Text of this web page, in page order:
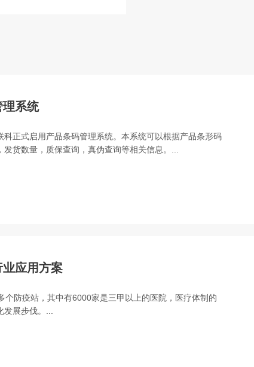
理系统
科正式启用产品条码管理系统。本系统可以根据产品条形码
货数量，质保查询，真伪查询等相关信息。...
应用方案
个防疫站，其中有6000家是三甲以上的医院，医疗体制的
展步伐。...